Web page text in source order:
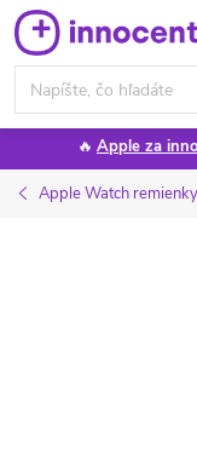
Prejsť
na
obsah
🔥 Apple za
Apple Watch remienky